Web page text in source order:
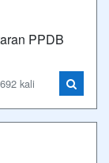
PPDB
kali